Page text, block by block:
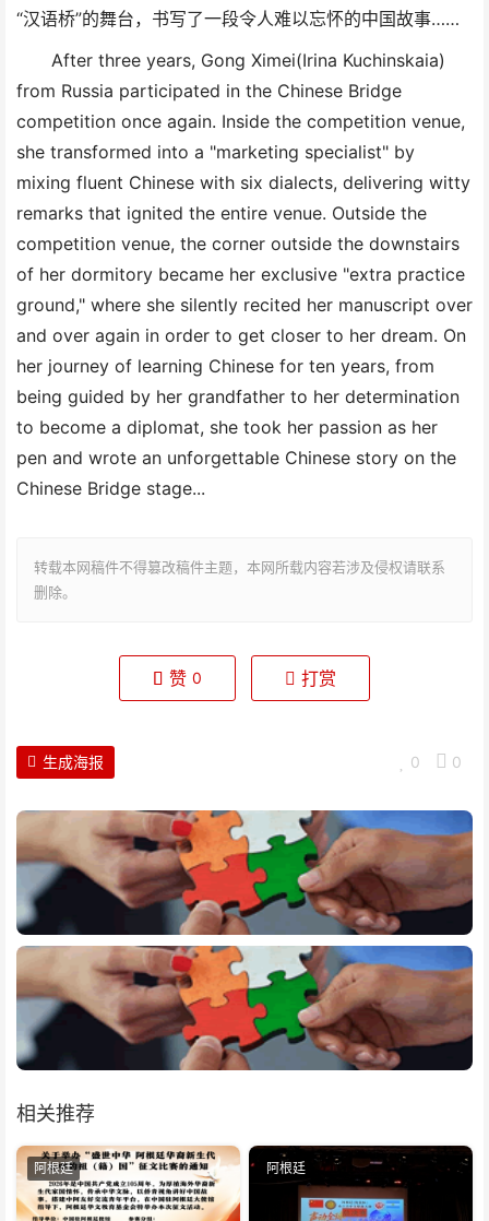
“汉语桥”的舞台，书写了一段令人难以忘怀的中国故事……
After three years, Gong Ximei(Irina Kuchinskaia)
from Russia participated in the Chinese Bridge
competition once again. Inside the competition venue,
she transformed into a "marketing specialist" by
mixing fluent Chinese with six dialects, delivering witty
remarks that ignited the entire venue. Outside the
competition venue, the corner outside the downstairs
of her dormitory became her exclusive "extra practice
ground," where she silently recited her manuscript over
and over again in order to get closer to her dream. On
her journey of learning Chinese for ten years, from
being guided by her grandfather to her determination
to become a diplomat, she took her passion as her
pen and wrote an unforgettable Chinese story on the
Chinese Bridge stage...
转载本网稿件不得篡改稿件主题，本网所载内容若涉及侵权请联系
删除。
赞 0 打赏
0 0
生成海报
相关推荐
阿根廷 阿根廷